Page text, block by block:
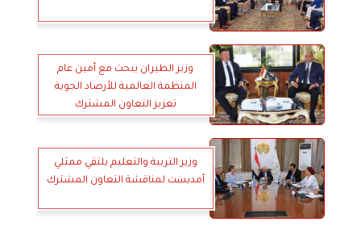
وزير الطيران يبحث مع أمين عام
المنظمة العالمية للأرصاد الجوية
تعزيز التعاون المشترك
وزير التربية والتعليم يلتقي ممثلي
أمديست لمناقشة التعاون المشترك